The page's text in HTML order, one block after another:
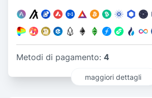
Metodi di pagamento: 4
maggiori dettagli